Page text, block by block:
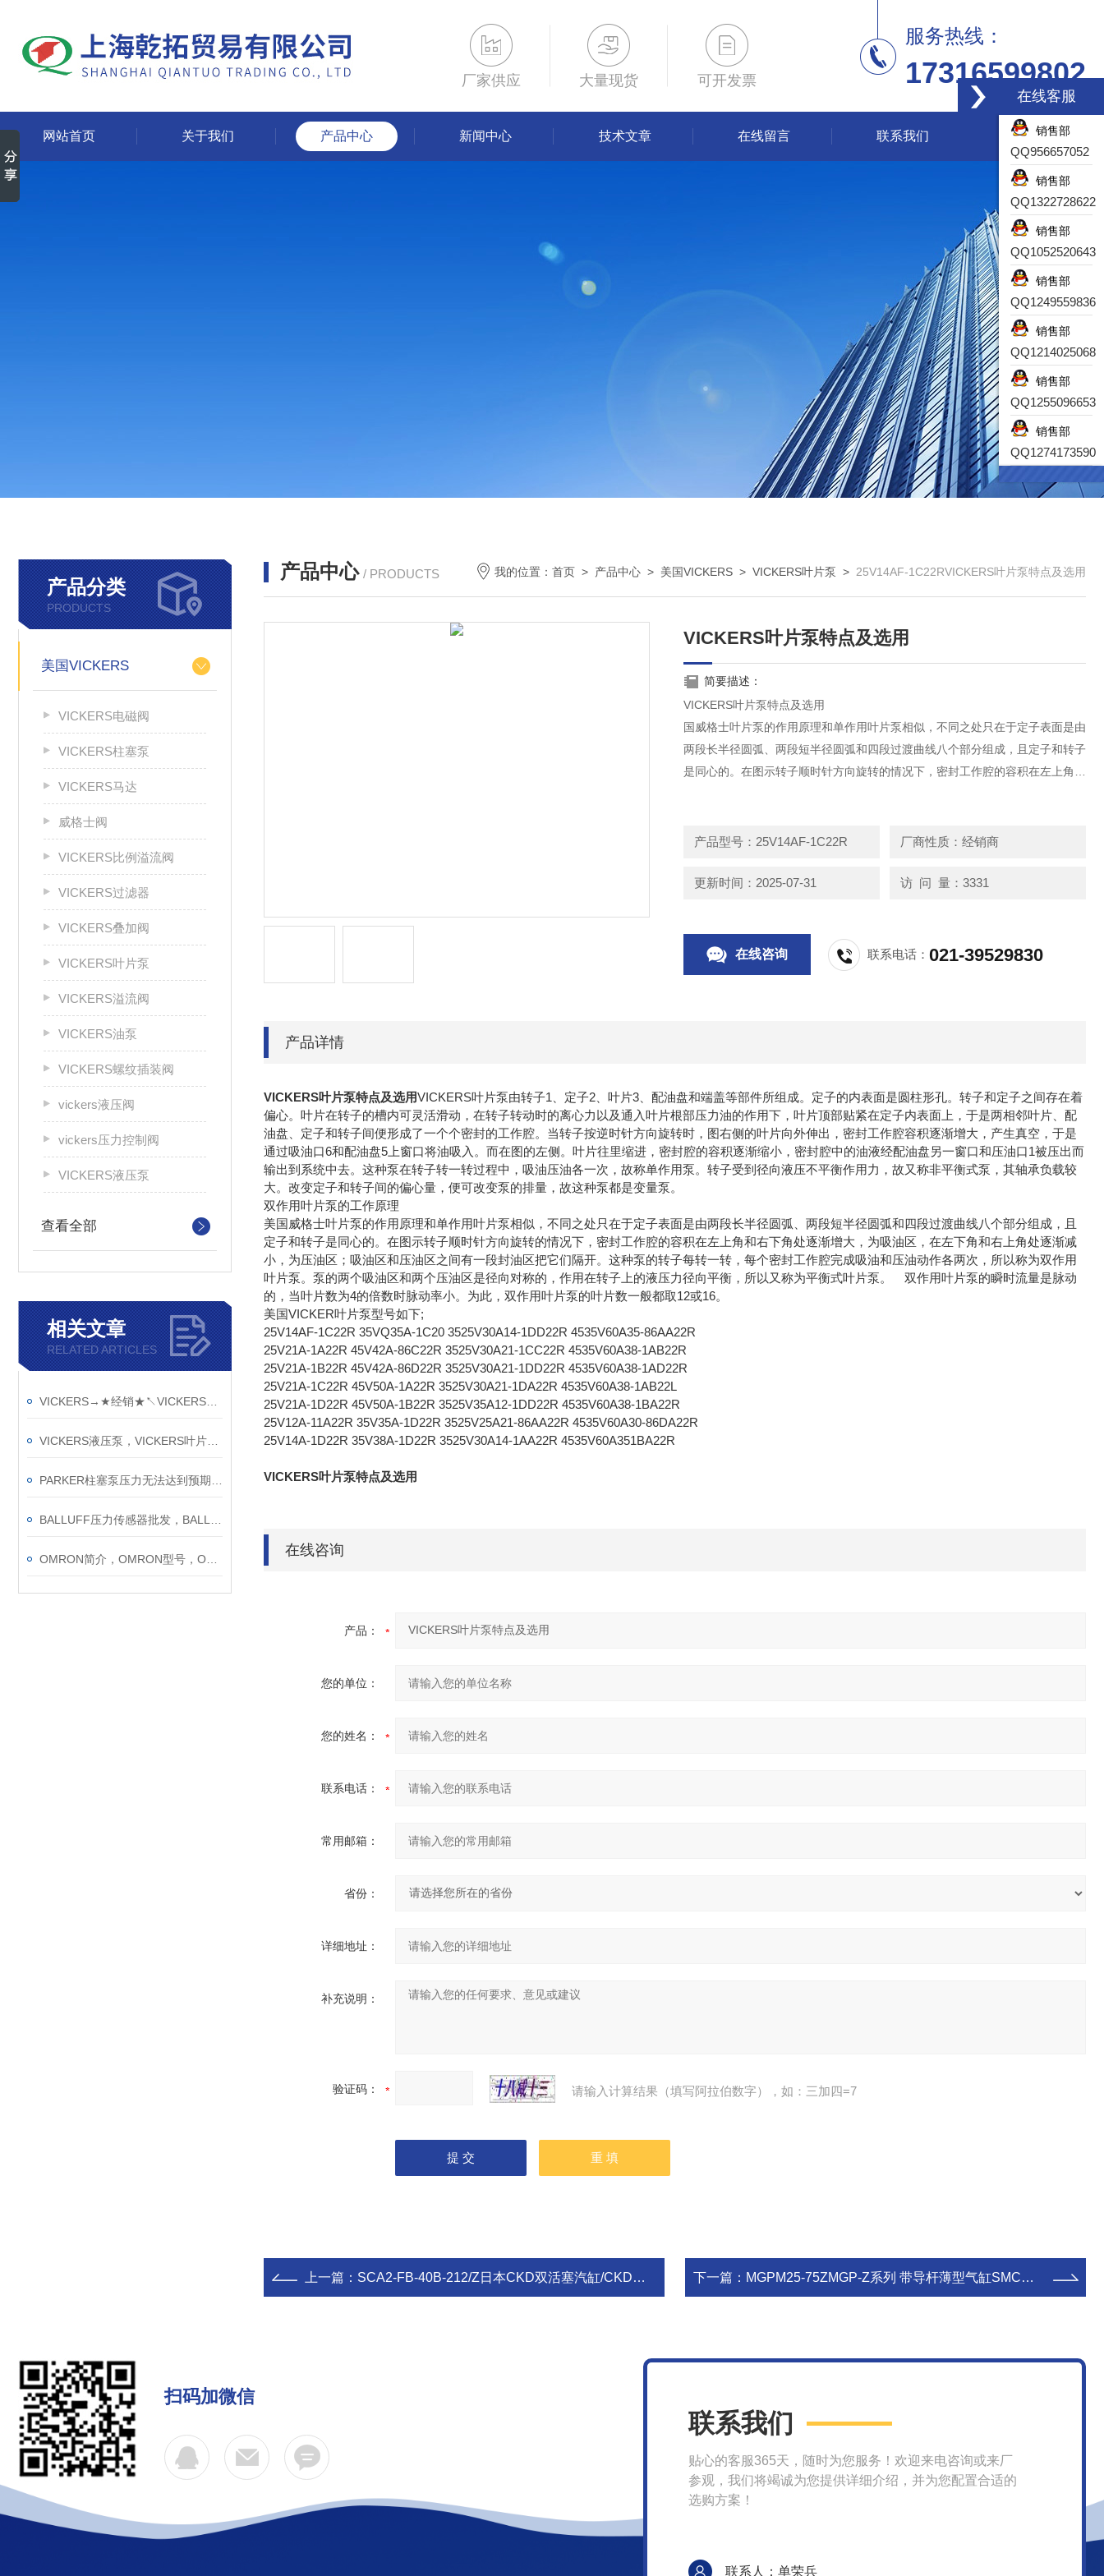
厂家供应 大量现货 可开发票
服务热线：
17316599802
网站首页 关于我们 产品中心 新闻中心 技术文章 在线留言 联系我们
产品分类
PRODUCTS
美国VICKERS
VICKERS电磁阀
VICKERS柱塞泵
VICKERS马达
威格士阀
VICKERS比例溢流阀
VICKERS过滤器
VICKERS叠加阀
VICKERS叶片泵
VICKERS溢流阀
VICKERS油泵
VICKERS螺纹插装阀
vickers液压阀
vickers压力控制阀
VICKERS液压泵
查看全部
相关文章
RELATED ARTICLES
产品中心 / PRODUCTS 我的位置： 首页 > 产品中心 > 美国VICKERS > VICKERS叶片泵 > 25V14AF-1C22RVICKERS叶片泵特点及选用
VICKERS叶片泵特点及选用
简要描述：
VICKERS叶片泵特点及选用
国威格士叶片泵的作用原理和单作用叶片泵相似，不同之处只在于定子表面是由
两段长半径圆弧、两段短半径圆弧和四段过渡曲线八个部分组成，且定子和转子
是同心的。在图示转子顺时针方向旋转的情况下，密封工作腔的容积在左上角和
产品型号：25V14AF-1C22R 厂商性质：经销商
更新时间：2025-07-31 访 问 量：3331
在线咨询 联系电话：021-39529830
产品详情
VICKERS叶片泵特点及选用VICKERS叶片泵由转子1、定子2、叶片3、配油盘和端盖等部件所组成。定子的内表面是圆柱形孔。转子和定子之间存在着
偏心。叶片在转子的槽内可灵活滑动，在转子转动时的离心力以及通入叶片根部压力油的作用下，叶片顶部贴紧在定子内表面上，于是两相邻叶片、配
油盘、定子和转子间便形成了一个个密封的工作腔。当转子按逆时针方向旋转时，图右侧的叶片向外伸出，密封工作腔容积逐渐增大，产生真空，于是
通过吸油口6和配油盘5上窗口将油吸入。而在图的左侧。叶片往里缩进，密封腔的容积逐渐缩小，密封腔中的油液经配油盘另一窗口和压油口1被压出而
输出到系统中去。这种泵在转子转一转过程中，吸油压油各一次，故称单作用泵。转子受到径向液压不平衡作用力，故又称非平衡式泵，其轴承负载较
大。改变定子和转子间的偏心量，便可改变泵的排量，故这种泵都是变量泵。
双作用叶片泵的工作原理
美国威格士叶片泵的作用原理和单作用叶片泵相似，不同之处只在于定子表面是由两段长半径圆弧、两段短半径圆弧和四段过渡曲线八个部分组成，且
定子和转子是同心的。在图示转子顺时针方向旋转的情况下，密封工作腔的容积在左上角和右下角处逐渐增大，为吸油区，在左下角和右上角处逐渐减
小，为压油区；吸油区和压油区之间有一段封油区把它们隔开。这种泵的转子每转一转，每个密封工作腔完成吸油和压油动作各两次，所以称为双作用
叶片泵。泵的两个吸油区和两个压油区是径向对称的，作用在转子上的液压力径向平衡，所以又称为平衡式叶片泵。 双作用叶片泵的瞬时流量是脉动
的，当叶片数为4的倍数时脉动率小。为此，双作用叶片泵的叶片数一般都取12或16。
美国VICKER叶片泵型号如下;
25V14AF-1C22R 35VQ35A-1C20 3525V30A14-1DD22R 4535V60A35-86AA22R
25V21A-1A22R 45V42A-86C22R 3525V30A21-1CC22R 4535V60A38-1AB22R
25V21A-1B22R 45V42A-86D22R 3525V30A21-1DD22R 4535V60A38-1AD22R
25V21A-1C22R 45V50A-1A22R 3525V30A21-1DA22R 4535V60A38-1AB22L
25V21A-1D22R 45V50A-1B22R 3525V35A12-1DD22R 4535V60A38-1BA22R
25V12A-11A22R 35V35A-1D22R 3525V25A21-86AA22R 4535V60A30-86DA22R
25V14A-1D22R 35V38A-1D22R 3525V30A14-1AA22R 4535V60A351BA22R
VICKERS叶片泵特点及选用
在线咨询
产品：
您的单位：
您的姓名：
联系电话：
常用邮箱：
省份：
详细地址：
补充说明：
验证码： 请输入计算结果（填写阿拉伯数字），如：三加四=7
上一篇： SCA2-FB-40B-212/Z日本CKD双活塞汽缸/CKD喜开理活塞气缸/进口喜开理 下一篇： MGPM25-75ZMGP-Z系列 带导杆薄型气缸SMC选型数据
扫码加微信
联系我们
贴心的客服365天，随时为您服务！欢迎来电咨询或来厂
参观，我们将竭诚为您提供详细介绍，并为您配置合适的
选购方案！
联系人：单荣兵
在线客服
销售部
QQ956657052
销售部
QQ1322728622
销售部
QQ1052520643
销售部
QQ1249559836
销售部
QQ1214025068
销售部
QQ1255096653
销售部
QQ1274173590